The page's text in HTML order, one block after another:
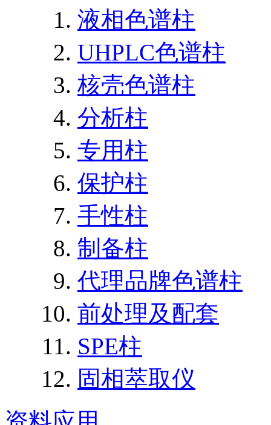
液相色谱柱
UHPLC色谱柱
核壳色谱柱
分析柱
专用柱
保护柱
手性柱
制备柱
代理品牌色谱柱
前处理及配套
SPE柱
固相萃取仪